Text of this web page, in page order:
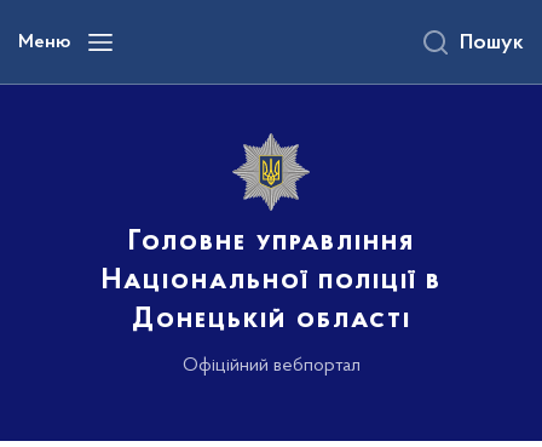
вмісту
Меню
Головне управління
Національної поліції в
Донецькій області
Офіційний вебпортал
Пошук